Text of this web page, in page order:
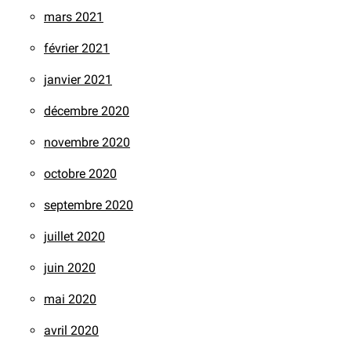
mars 2021
février 2021
janvier 2021
décembre 2020
novembre 2020
octobre 2020
septembre 2020
juillet 2020
juin 2020
mai 2020
avril 2020